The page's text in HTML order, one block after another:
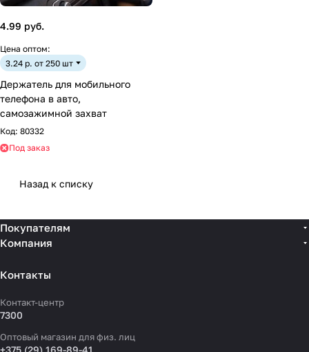
4.99 руб.
Цена оптом:
3.24 р. от 250 шт
Держатель для мобильного
телефона в авто,
самозажимной захват
Код: 80332
Под заказ
Назад к списку
Покупателям
Компания
Контакты
Контакт-центр
7300
Оптовый магазин для физ. лиц
+375 (29) 169-89-41